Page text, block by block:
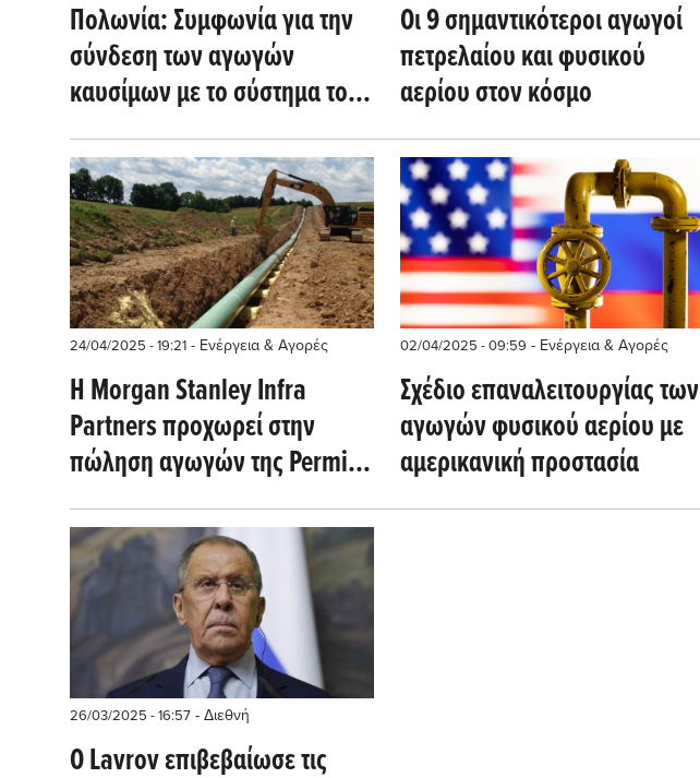
Πολωνία: Συμφωνία για την
σύνδεση των αγωγών
καυσίμων με το σύστημα του
ΝΑΤΟ
Οι 9 σημαντικότεροι αγωγοί
πετρελαίου και φυσικού
αερίου στον κόσμο
24/04/2025 - 19:21 - Ενέργεια & Αγορές
Η Morgan Stanley Infra
Partners προχωρεί στην
πώληση αγωγών της Permian
ύψους 2 δισ. δολ.
02/04/2025 - 09:59 - Ενέργεια & Αγορές
Σχέδιο επαναλειτουργίας των
αγωγών φυσικού αερίου με
αμερικανική προστασία
26/03/2025 - 16:57 - Διεθνή
Ο Lavrov επιβεβαίωσε τις